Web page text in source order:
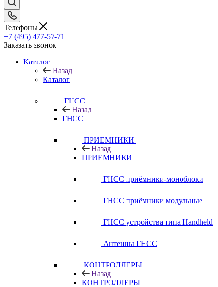
Телефоны
+7 (495) 477-57-71
Заказать звонок
Каталог
Назад
Каталог
ГНСС
Назад
ГНСС
ПРИЕМНИКИ
Назад
ПРИЕМНИКИ
ГНСС приёмники-моноблоки
ГНСС приёмники модульные
ГНСС устройства типа Handheld
Антенны ГНСС
КОНТРОЛЛЕРЫ
Назад
КОНТРОЛЛЕРЫ